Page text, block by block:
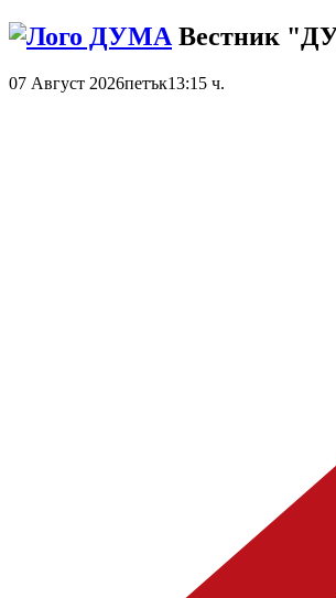
Вестник
07 Август 2026петък13:15 ч.